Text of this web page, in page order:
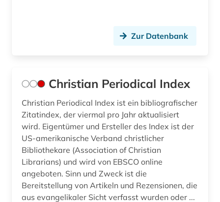
Zur Datenbank
Christian Periodical Index
Christian Periodical Index ist ein bibliografischer
Zitatindex, der viermal pro Jahr aktualisiert
wird. Eigentümer und Ersteller des Index ist der
US-amerikanische Verband christlicher
Bibliothekare (Association of Christian
Librarians) und wird von EBSCO online
angeboten. Sinn und Zweck ist die
Bereitstellung von Artikeln und Rezensionen, die
aus evangelikaler Sicht verfasst wurden oder ...